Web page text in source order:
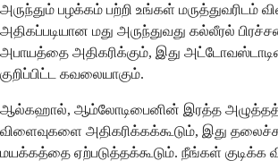
அருந்தும் பழக்கம் பற்றி உங்கள் மருத்துவரிடம்
அதிகப்படியான மது அருந்துவது கல்லீரல்
அபாயத்தை அதிகரிக்கும், இது
குறிப்பிட்ட கவலையாகும்.
ஆல்கஹால், ஆம்லோடிபைனின் இரத்த
விளைவுகளை அதிகரிக்கக்கூடும், இது
மயக்கத்தை ஏற்படுத்தக்கூடும். நீங்கள் குடிக்க